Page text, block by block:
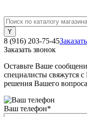
8 (916) 203-75-45
Заказать звонок
Оставьте Ваше
специалисты свяжутся
решения Вашего
Ваш телефон*